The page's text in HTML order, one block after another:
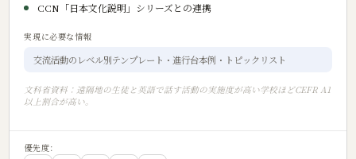
CCN「日本文化説明」シリーズとの連携
実現に必要な情報
交流活動のレベル別テンプレート・進行台本例・トピックリスト
文科省資料：遠隔地の生徒と英語で話す活動の実施度が高い学校ほどCEFR A1
以上割合が高い。
優先度: